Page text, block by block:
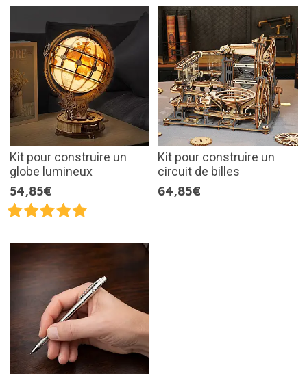
Kit pour construire un
globe lumineux
54,85€
Kit pour construire un
circuit de billes
64,85€